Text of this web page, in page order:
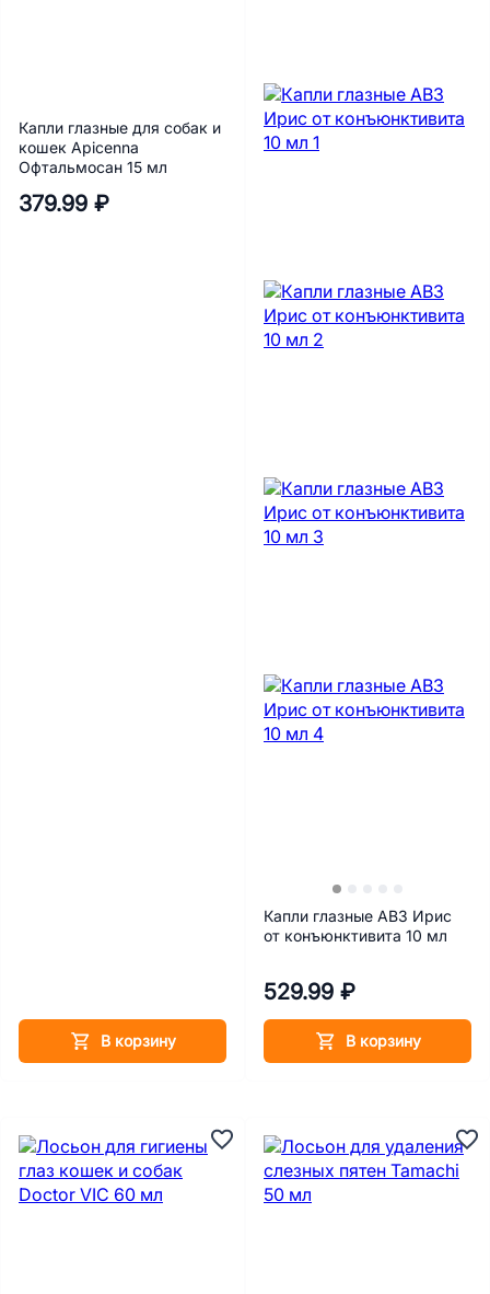
Капли глазные для собак и
кошек Apicenna
Офтальмосан 15 мл
379.99 ₽
В корзину
Капли глазные АВЗ Ирис
от конъюнктивита 10 мл
529.99 ₽
В корзину